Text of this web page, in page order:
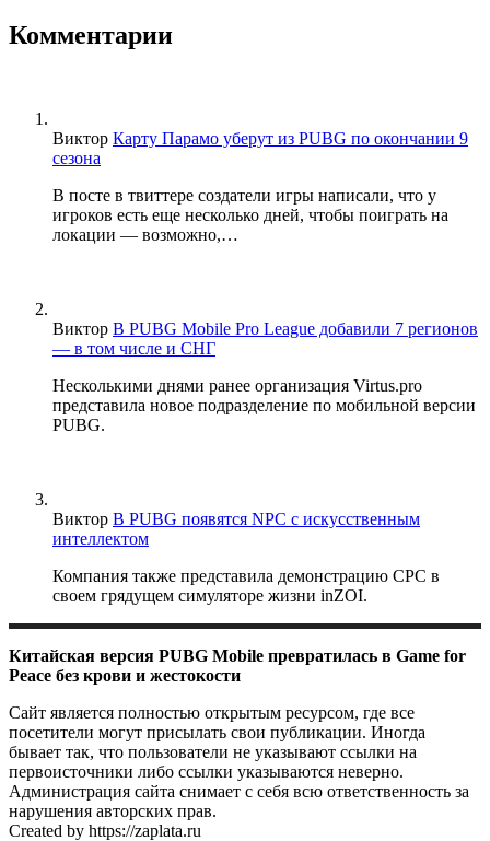
Комментарии
Виктор Карту Парамо уберут из PUBG по окончании 9
сезона
В посте в твиттере создатели игры написали, что у
игроков есть еще несколько дней, чтобы поиграть на
локации — возможно,…
Виктор В PUBG Mobile Pro League добавили 7 регионов
— в том числе и СНГ
Несколькими днями ранее организация Virtus.pro
представила новое подразделение по мобильной версии
PUBG.
Виктор В PUBG появятся NPC с искусственным
интеллектом
Компания также представила демонстрацию CPC в
своем грядущем симуляторе жизни inZOI.
Китайская версия PUBG Mobile превратилась в Game for
Peace без крови и жестокости
Сайт является полностью открытым ресурсом, где все
посетители могут присылать свои публикации. Иногда
бывает так, что пользователи не указывают ссылки на
первоисточники либо ссылки указываются неверно.
Администрация сайта снимает с себя всю ответственность за
нарушения авторских прав.
Created by https://zaplata.ru